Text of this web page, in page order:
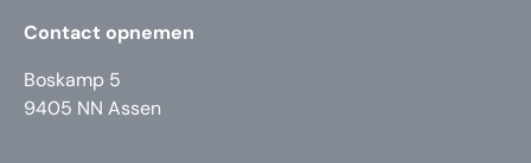
Contact opnemen
Boskamp 5
9405 NN Assen